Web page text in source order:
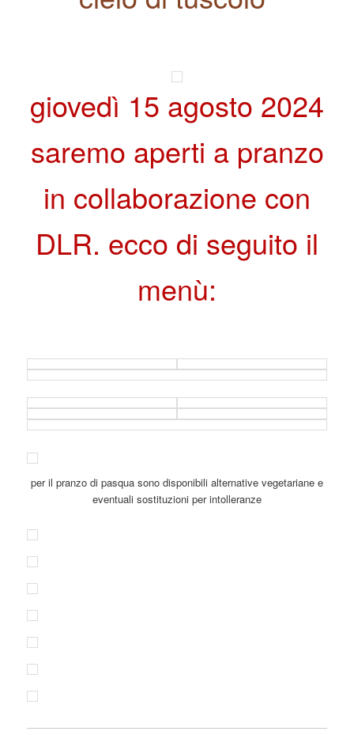
giovedì 15 agosto 2024
saremo aperti a pranzo
in collaborazione con
DLR. ecco di seguito il
menù:
per il pranzo di pasqua sono disponibili alternative vegetariane e
eventuali sostituzioni per intolleranze